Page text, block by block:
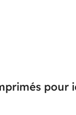
pour